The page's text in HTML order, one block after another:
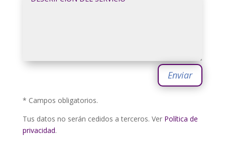
Enviar
* Campos obligatorios.
Tus datos no serán cedidos a terceros. Ver Política de
privacidad.